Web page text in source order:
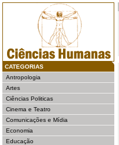
CATEGORIAS
Antropologia
Artes
Ciências Politicas
Cinema e Teatro
Comunicações e Mídia
Economia
Educação